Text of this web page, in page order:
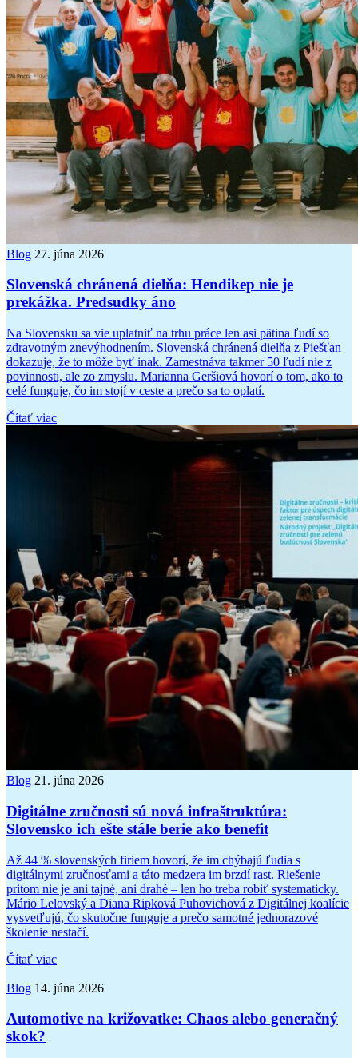
Blog 27. júna 2026
Slovenská chránená dielňa: Hendikep nie je
prekážka. Predsudky áno
Na Slovensku sa vie uplatniť na trhu práce len asi pätina ľudí so
zdravotným znevýhodnením. Slovenská chránená dielňa z Piešťan
dokazuje, že to môže byť inak. Zamestnáva takmer 50 ľudí nie z
povinnosti, ale zo zmyslu. Marianna Geršiová hovorí o tom, ako to
celé funguje, čo im stojí v ceste a prečo sa to oplatí.
Čítať viac
Blog 21. júna 2026
Digitálne zručnosti sú nová infraštruktúra:
Slovensko ich ešte stále berie ako benefit
Až 44 % slovenských firiem hovorí, že im chýbajú ľudia s
digitálnymi zručnosťami a táto medzera im brzdí rast. Riešenie
pritom nie je ani tajné, ani drahé – len ho treba robiť systematicky.
Mário Lelovský a Diana Ripková Puhovichová z Digitálnej koalície
vysvetľujú, čo skutočne funguje a prečo samotné jednorazové
školenie nestačí.
Čítať viac
Blog 14. júna 2026
Automotive na križovatke: Chaos alebo generačný
skok?